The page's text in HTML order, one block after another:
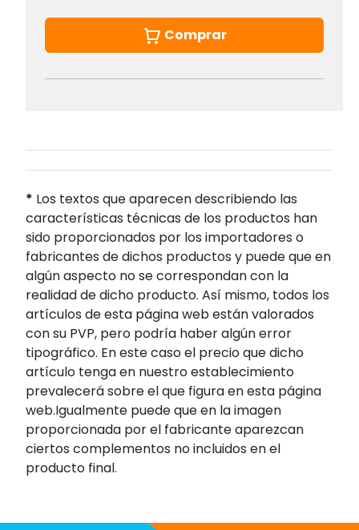
Comprar
* Los textos que aparecen describiendo las
características técnicas de los productos han
sido proporcionados por los importadores o
fabricantes de dichos productos y puede que en
algún aspecto no se correspondan con la
realidad de dicho producto. Así mismo, todos los
artículos de esta página web están valorados
con su PVP, pero podría haber algún error
tipográfico. En este caso el precio que dicho
artículo tenga en nuestro establecimiento
prevalecerá sobre el que figura en esta página
web.Igualmente puede que en la imagen
proporcionada por el fabricante aparezcan
ciertos complementos no incluidos en el
producto final.